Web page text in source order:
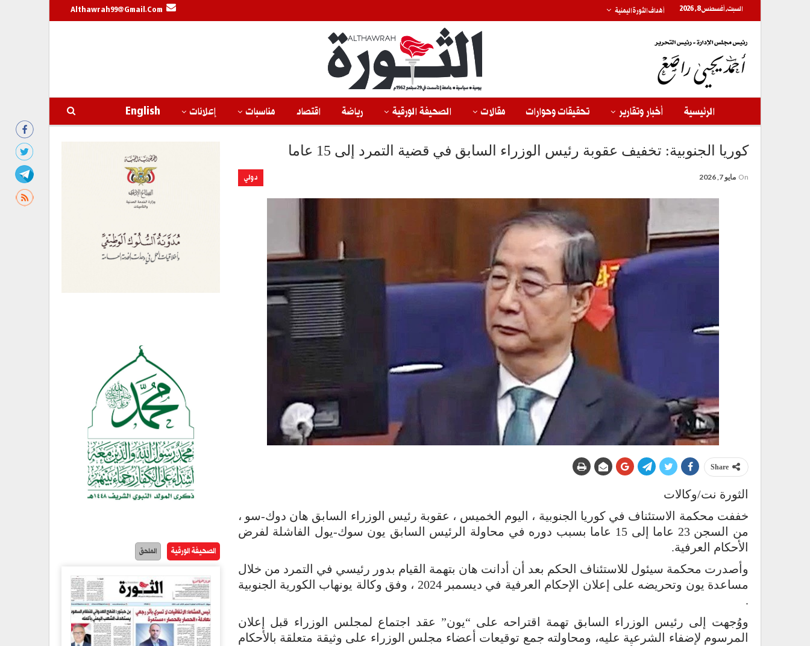
السبت, أغسطس 8, 2026 أهداف الثورة اليمنية Althawrah99@gmail.com
الرئيسية أخبار وتقارير تحقيقات وحوارات مقالات الصحيفة الورقية رياضة اقتصاد مناسبات إعلانات English
كوريا الجنوبية: تخفيف عقوبة رئيس الوزراء السابق في قضية التمرد إلى 15 عاما
دولي On مايو 7, 2026
Share
الثورة نت/وكالات
خففت محكمة الاستئناف في كوريا الجنوبية ، اليوم الخميس ، عقوبة رئيس الوزراء السابق هان دوك-سو ،
من السجن 23 عاما إلى 15 عاما بسبب دوره في محاولة الرئيس السابق يون سوك-يول الفاشلة لفرض
الأحكام العرفية.
وأصدرت محكمة سيئول للاستئناف الحكم بعد أن أدانت هان بتهمة القيام بدور رئيسي في التمرد من خلال
مساعدة يون وتحريضه على إعلان الإحكام العرفية في ديسمبر 2024 ، وفق وكالة يونهاب الكورية الجنوبية
.
ووُجهت إلى رئيس الوزراء السابق تهمة اقتراحه على “يون” عقد اجتماع لمجلس الوزراء قبل إعلان
المرسوم لإضفاء الشرعية عليه، ومحاولته جمع توقيعات أعضاء مجلس الوزراء على وثيقة متعلقة بالأحكام
الصحيفة الورقية الملحق